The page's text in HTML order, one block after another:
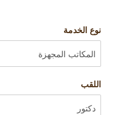
نوع الخدمة
اللقب